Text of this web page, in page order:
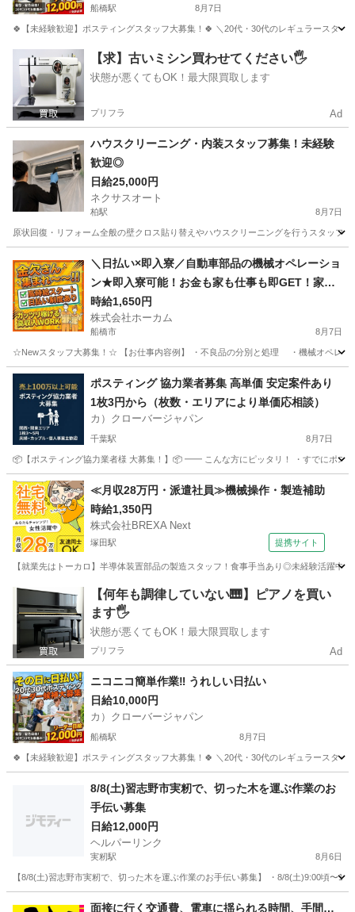
船橋駅 8月7日
🍀【未経験歓迎】ポスティングスタッフ大募集！🍀 ＼20代・30代のレギュラースタ
千葉 船橋市 船橋駅 軽作業 スタッフ
【求】古いミシン買わせてください🖐️
状態が悪くてもOK！最大限買取します
プリフラ Ad
ハウスクリーニング・内装スタッフ募集！未経験
歓迎◎
日給25,000円
ネクサスオート
柏駅 8月7日
原状回復・リフォーム全般の壁クロス貼り替えやハウスクリーニングを行うスタッフ
柏駅 軽作業 スタッフ
＼日払い×即入寮／自動車部品の機械オペレーショ
ン★即入寮可能！お金も家も仕事も即GET！家賃0
円の住み込み案件
時給1,650円
株式会社ホーカム
船橋市 8月7日
☆Newスタッフ大募集！☆ 【お仕事内容例】 ・不良品の分別と処理 ・機械オペ
千葉 船橋市 工場 住み込み
ポスティング 協力業者募集 高単価 安定案件あり
1枚3円から（枚数・エリアにより単価応相談）
カ）クローバージャパン
千葉駅 8月7日
📦【ポスティング協力業者様 大募集！】📦 ━━ こんな方にピッタリ！ ・すでにポス
千葉 千葉市 千葉駅 軽作業 業務委託契約
≪月収28万円・派遣社員≫機械操作・製造補助
時給1,350円
株式会社BREXA Next
塚田駅 提携サイト
【就業先はトーカロ】半導体装置部品の製造スタッフ！食事手当あり◎未経験活躍
千葉 船橋市 塚田駅 その他
【何年も調律していない🎹】ピアノを買い
ます🖐️
状態が悪くてもOK！最大限買取します
プリフラ Ad
ニコニコ簡単作業‼️ うれしい日払い
日給10,000円
カ）クローバージャパン
船橋駅 8月7日
🍀【未経験歓迎】ポスティングスタッフ大募集！🍀 ＼20代・30代のレギュラースタ
船橋駅 軽作業 スタッフ
8/8(土)習志野市実籾で、切った木を運ぶ作業のお
手伝い募集
日給12,000円
ヘルパーリンク
実籾駅 8月6日
【8/8(土)習志野市実籾で、切った木を運ぶ作業のお手伝い募集】 ・8/8(土)9:00頃〜
実籾駅 軽作業
面接に行く交通費、電車に揺られる時間、手間…